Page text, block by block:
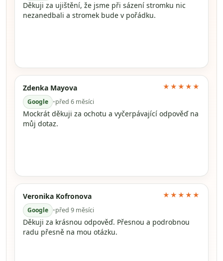
Děkuji za ujištění, že jsme při sázení stromku nic
nezanedbali a stromek bude v pořádku.
Zdenka Mayova
Google •před 6 měsíci
★★★★★
Mockrát děkuji za ochotu a vyčerpávající odpověď na
můj dotaz.
Veronika Kofronova
Google •před 9 měsíci
★★★★★
Děkuji za krásnou odpověď. Přesnou a podrobnou
radu přesně na mou otázku.